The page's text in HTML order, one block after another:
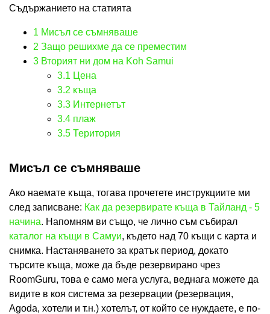
Съдържанието на статията
1 Мисъл се съмняваше
2 Защо решихме да се преместим
3 Вторият ни дом на Koh Samui
3.1 Цена
3.2 къща
3.3 Интернетът
3.4 плаж
3.5 Територия
Мисъл се съмняваше
Ако наемате къща, тогава прочетете инструкциите ми
след записване: Как да резервирате къща в Тайланд - 5
начина. Напомням ви също, че лично съм събирал
каталог на къщи в Самуи, където над 70 къщи с карта и
снимка. Настаняването за кратък период, докато
търсите къща, може да бъде резервирано чрез
RoomGuru, това е само мега услуга, веднага можете да
видите в коя система за резервации (резервация,
Agoda, хотели и т.н.) хотелът, от който се нуждаете, е по-